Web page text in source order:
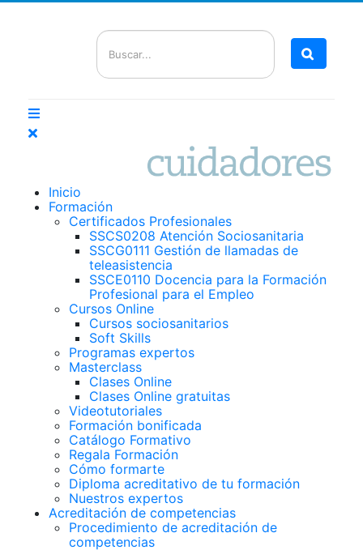
Inicio
Formación
Certificados Profesionales
SSCS0208 Atención Sociosanitaria
SSCG0111 Gestión de llamadas de
teleasistencia
SSCE0110 Docencia para la Formación
Profesional para el Empleo
Cursos Online
Cursos sociosanitarios
Soft Skills
Programas expertos
Masterclass
Clases Online
Clases Online gratuitas
Videotutoriales
Formación bonificada
Catálogo Formativo
Regala Formación
Cómo formarte
Diploma acreditativo de tu formación
Nuestros expertos
Acreditación de competencias
Procedimiento de acreditación de
competencias